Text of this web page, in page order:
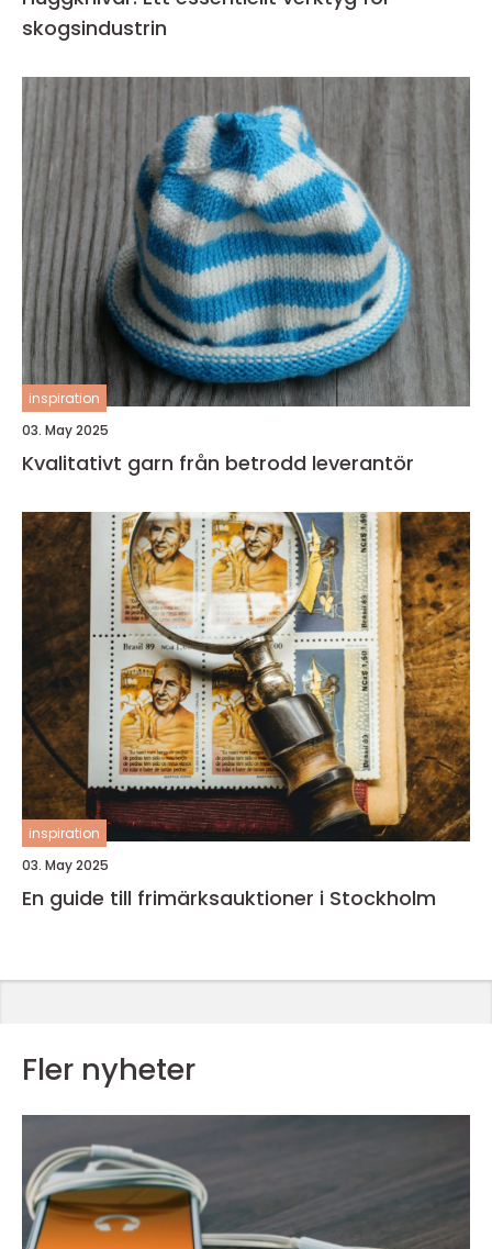
skogsindustrin
inspiration
03. May 2025
Kvalitativt garn från betrodd leverantör
inspiration
03. May 2025
En guide till frimärksauktioner i Stockholm
Fler nyheter